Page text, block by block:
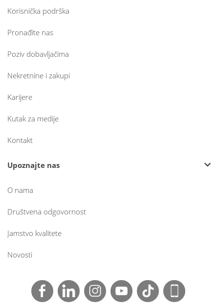
Korisnička podrška
Pronađite nas
Poziv dobavljačima
Nekretnine i zakupi
Karijere
Kutak za medije
Kontakt
Upoznajte nas
O nama
Društvena odgovornost
Jamstvo kvalitete
Novosti